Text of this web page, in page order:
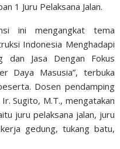
1 Juru Pelaksana Jalan.
ini mengangkat tema
Indonesia Menghadapi
dan Jasa Dengan Fokus
Daya Masusia”, terbuka
Dosen pendamping
Sugito, M.T., mengatakan
juru pelaksana jalan, juru
gedung, tukang batu,